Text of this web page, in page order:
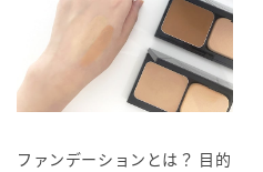
ファンデーションとは？ 目的